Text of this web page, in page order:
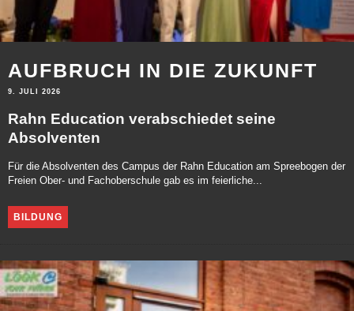
AUFBRUCH IN DIE ZUKUNFT
9. JULI 2026
Rahn Education verabschiedet seine
Absolventen
Für die Absolventen des Campus der Rahn Education am Spreebogen der
Freien Ober- und Fachoberschule gab es im feierliche...
BILDUNG